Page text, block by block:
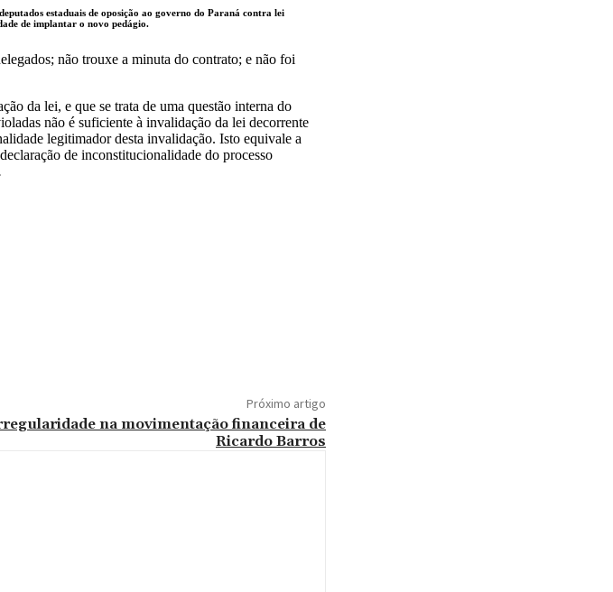
estaduais de oposição ao governo do Paraná contra lei
de implantar o novo pedágio.
não trouxe a minuta do contrato; e não foi
da lei, e que se trata de uma questão interna do
não é suficiente à invalidação da lei decorrente
legitimador desta invalidação. Isto equivale a
de inconstitucionalidade do processo
Próximo artigo
na movimentação financeira de
Ricardo Barros